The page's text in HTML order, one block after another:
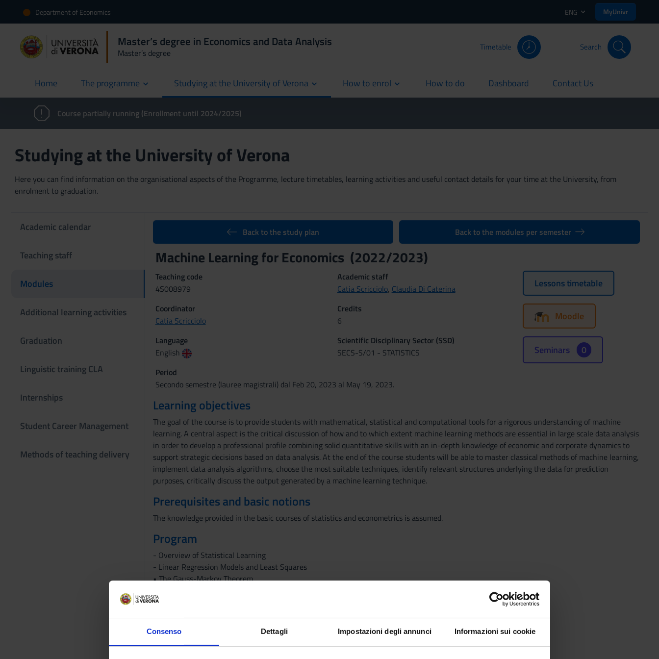
Consenso Dettagli Impostazioni degli annunci Informazioni sui cookie
Department of Economics ENG MyUnivr
Master’s degree in Economics and Data Analysis
Master’s degree
Timetable Search
Home
current The programme Studying at the University of Verona How to enrol How to do
current Dashboard
current Contact Us
current
Course partially running (Enrollment until 2024/2025)
Studying at the University of Verona
Here you can find information on the organisational aspects of the Programme, lecture timetables, learning activities and useful contact details for your time at the University, from
enrolment to graduation.
Academic calendar
Teaching staff
Modules
Additional learning activities
Graduation
Linguistic training CLA
Internships
Student Career Management
Methods of teaching delivery
Back to the study plan Back to the modules per semester
Machine Learning for Economics (2022/2023)
Teaching code
4S008979
Academic staff
Catia Scricciolo, Claudia Di Caterina
Coordinator
Catia Scricciolo
Credits
6
Language
English
Scientific Disciplinary Sector (SSD)
SECS-S/01 - STATISTICS
Period
Secondo semestre (lauree magistrali) dal Feb 20, 2023 al May 19, 2023.
Lessons timetable
Moodle
Seminars 0
Learning objectives
The goal of the course is to provide students with mathematical, statistical and computational tools for a rigorous understanding of machine
learning. A central aspect is the critical discussion of how and to which extent machine learning methods are essential in large scale data analysis
in order to develop a professional profile combining solid quantitative skills with an in-depth knowledge of economic and corporate dynamics to
support strategic decisions based on data analysis. At the end of the course students will be able to master classical methods of machine learning,
implement data analysis algorithms, choose the most suitable techniques, identify relevant structures underlying the data for prediction
purposes, critically discuss the output generated by a machine learning technique.
Prerequisites and basic notions
The knowledge provided in the basic courses of statistics and econometrics is assumed.
Program
- Overview of Statistical Learning
- Linear Regression Models and Least Squares
• The Gauss-Markov Theorem
• Shrinkage Methods: Ridge Regression and the Lasso
• Linear Discriminant Analysis
• Logistic Regression